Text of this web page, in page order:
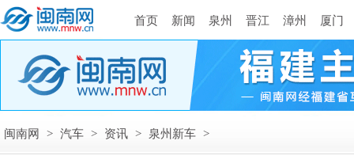
首页 新闻 泉州 晋江 漳州 厦门
闽南网 > 汽车 > 资讯 > 泉州新车 >